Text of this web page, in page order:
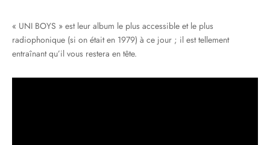
« UNI BOYS » est leur album le plus accessible et le plus
radiophonique (si on était en 1979) à ce jour ; il est tellement
entraînant qu’il vous restera en tête.